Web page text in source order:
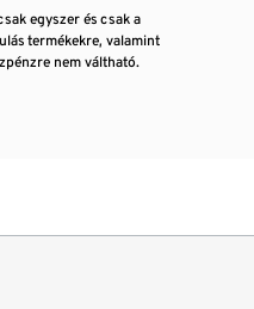
egyszer és csak a
termékekre, valamint
nem váltható.